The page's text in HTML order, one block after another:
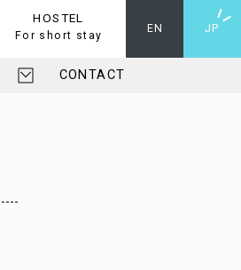
HOSTEL
For short stay
EN JP
CONTACT